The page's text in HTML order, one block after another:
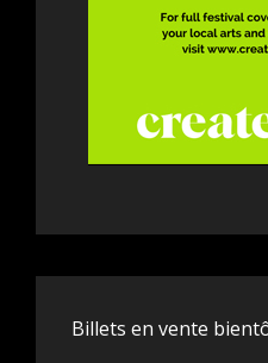
Billets en vente